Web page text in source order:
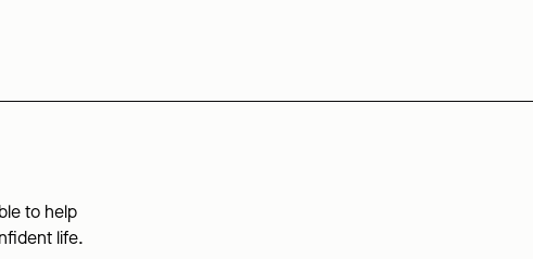
to help
life.